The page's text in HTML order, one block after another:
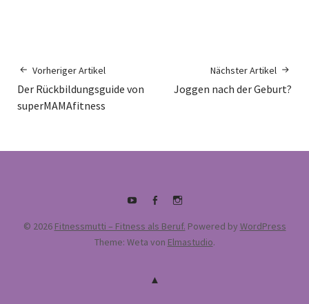
Vorheriger Artikel
Der Rückbildungsguide von
superMAMAfitness
Nächster Artikel
Joggen nach der Geburt?
YoutubeFacebooksupermamafitnessakademie
© 2026 Fitnessmutti – Fitness als Beruf. Powered by WordPress
Theme: Weta von Elmastudio.